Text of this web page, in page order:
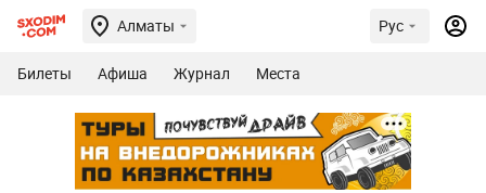
Алматы Рус
Билеты Афиша Журнал Места